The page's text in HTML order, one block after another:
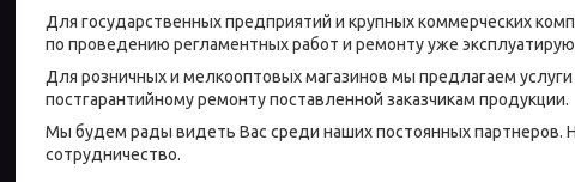
Для государственных предприятий и крупных коммерческих
по проведению регламентных работ и ремонту уже
Для розничных и мелкооптовых магазинов мы предлагаем
постгарантийному ремонту поставленной заказчикам продукции.
Мы будем рады видеть Вас среди наших постоянных партнеров.
сотрудничество.